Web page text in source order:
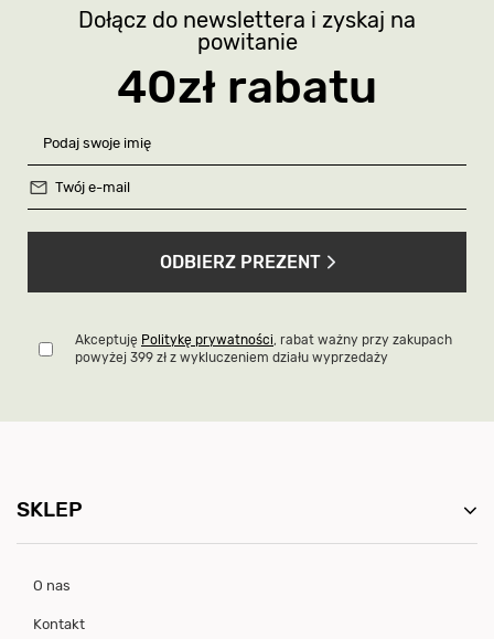
Dołącz do newslettera i zyskaj na
powitanie
40zł rabatu
ODBIERZ PREZENT
Akceptuję Politykę prywatności, rabat ważny przy zakupach
powyżej 399 zł z wykluczeniem działu wyprzedaży
SKLEP
O nas
Kontakt